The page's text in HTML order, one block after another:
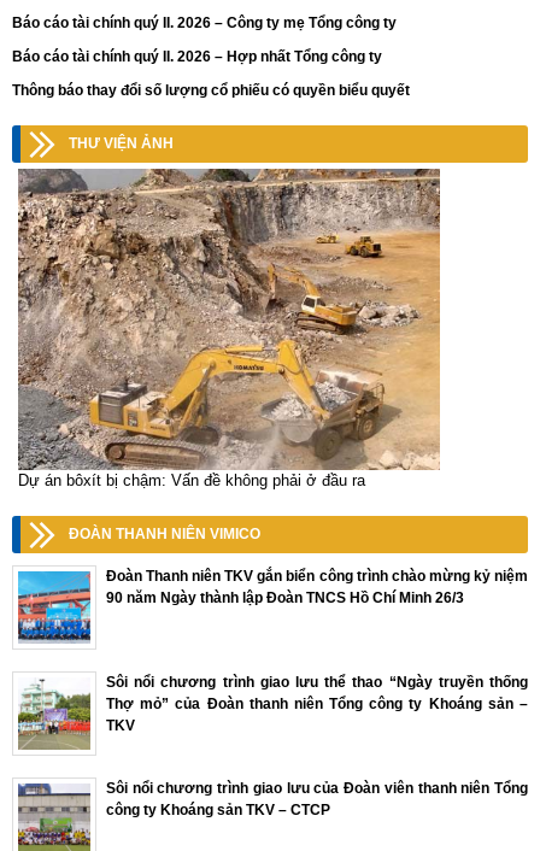
Báo cáo tài chính quý II. 2026 – Công ty mẹ Tổng công ty
Báo cáo tài chính quý II. 2026 – Hợp nhất Tổng công ty
Thông báo thay đổi số lượng cổ phiếu có quyền biểu quyết
THƯ VIỆN ẢNH
Dự án bôxít bị chậm: Vấn đề không phải ở đầu ra
ĐOÀN THANH NIÊN VIMICO
Đoàn Thanh niên TKV gắn biển công trình chào mừng kỷ niệm
90 năm Ngày thành lập Đoàn TNCS Hồ Chí Minh 26/3
Sôi nổi chương trình giao lưu thể thao “Ngày truyền thống
Thợ mỏ” của Đoàn thanh niên Tổng công ty Khoáng sản –
TKV
Sôi nổi chương trình giao lưu của Đoàn viên thanh niên Tổng
công ty Khoáng sản TKV – CTCP